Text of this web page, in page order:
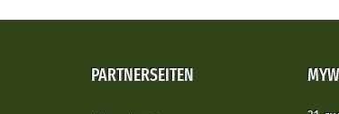
PARTNERSEITEN